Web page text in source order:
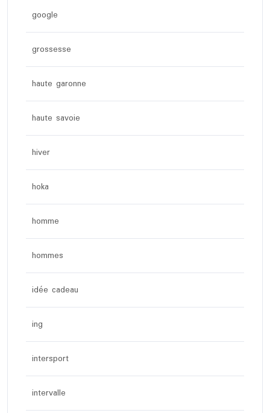
google
grossesse
haute garonne
haute savoie
hiver
hoka
homme
hommes
idée cadeau
ing
intersport
intervalle